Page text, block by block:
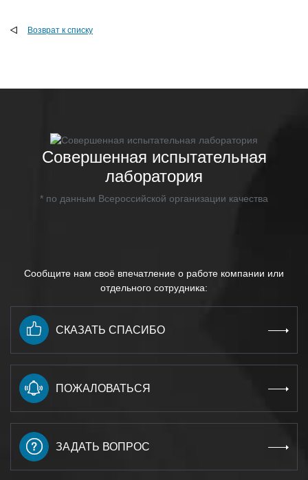
Возврат к списку
Совершенная испытательная
лаборатория
* по данным Всероссийской организации качества
Сообщите нам своё впечатление о работе компании или
отдельного сотрудника:
СКАЗАТЬ СПАСИБО
ПОЖАЛОВАТЬСЯ
ЗАДАТЬ ВОПРОС